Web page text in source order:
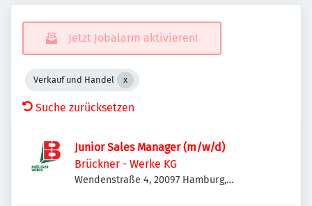
Jetzt Jobalarm aktivieren!
Verkauf und Handel
Suche zurücksetzen
Junior Sales Manager (m/w/d)
Brückner - Werke KG
Wendenstraße 4, 20097 Hamburg,